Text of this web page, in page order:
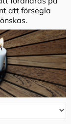
att försegla